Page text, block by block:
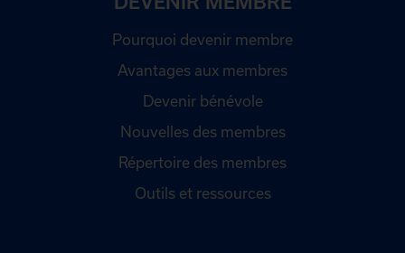
Pourquoi devenir membre
Avantages aux membres
Devenir bénévole
Nouvelles des membres
Répertoire des membres
Outils et ressources